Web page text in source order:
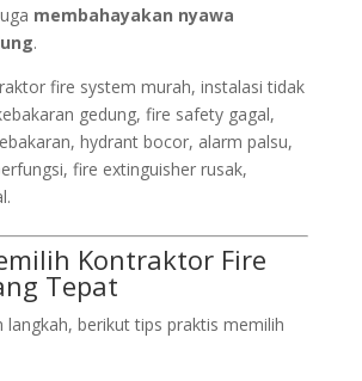
membahayakan nyawa
.
fire system murah, instalasi tidak
gedung, fire safety gagal,
hydrant bocor, alarm palsu,
fire extinguisher rusak,
Kontraktor Fire
Tepat
langkah, berikut tips praktis memilih